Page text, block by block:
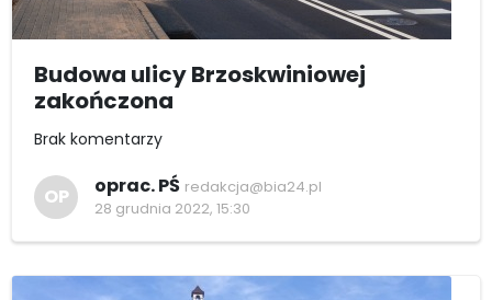
Budowa ulicy Brzoskwiniowej
zakończona
Brak komentarzy
OP oprac. PŚ redakcja@bia24.pl
28 grudnia 2022, 15:30